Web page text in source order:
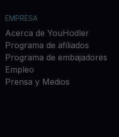
EMPRESA
Acerca de YouHodler
Programa de afiliados
Programa de embajadores
Empleo
Prensa y Medios